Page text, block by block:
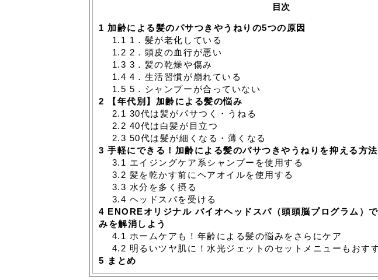
目次
1 加齢による髪のパサつきやうねりの5つの原因
1.1 1．髪が老化している
1.2 2．頭皮の血行が悪い
1.3 3．髪の乾燥や傷み
1.4 4．生活習慣が崩れている
1.5 5．シャンプーが合っていない
2 【年代別】加齢による髪の悩み
2.1 30代は髪がパサつく・うねる
2.2 40代は白髪が目立つ
2.3 50代は髪が細くなる・薄くなる
3 手軽にできる！加齢による髪のパサつきやうねりを抑える方法
3.1 エイジングケア系シャンプーを使用する
3.2 髪を乾かす前にヘアオイルを使用する
3.3 水分を多く摂る
3.4 ヘッドスパを受ける
4 ENOREオリジナル バイオヘッドスパ（頭頭脳プログラム）
みを解消しよう
4.1 ホームケアも！年齢による髪の悩みをさらにケア
4.2 明るいツヤ肌に！水光ジェットのセットメニューもおす
5 まとめ